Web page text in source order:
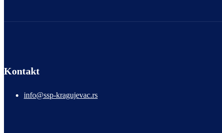
Kontakt
info@ssp-kragujevac.rs